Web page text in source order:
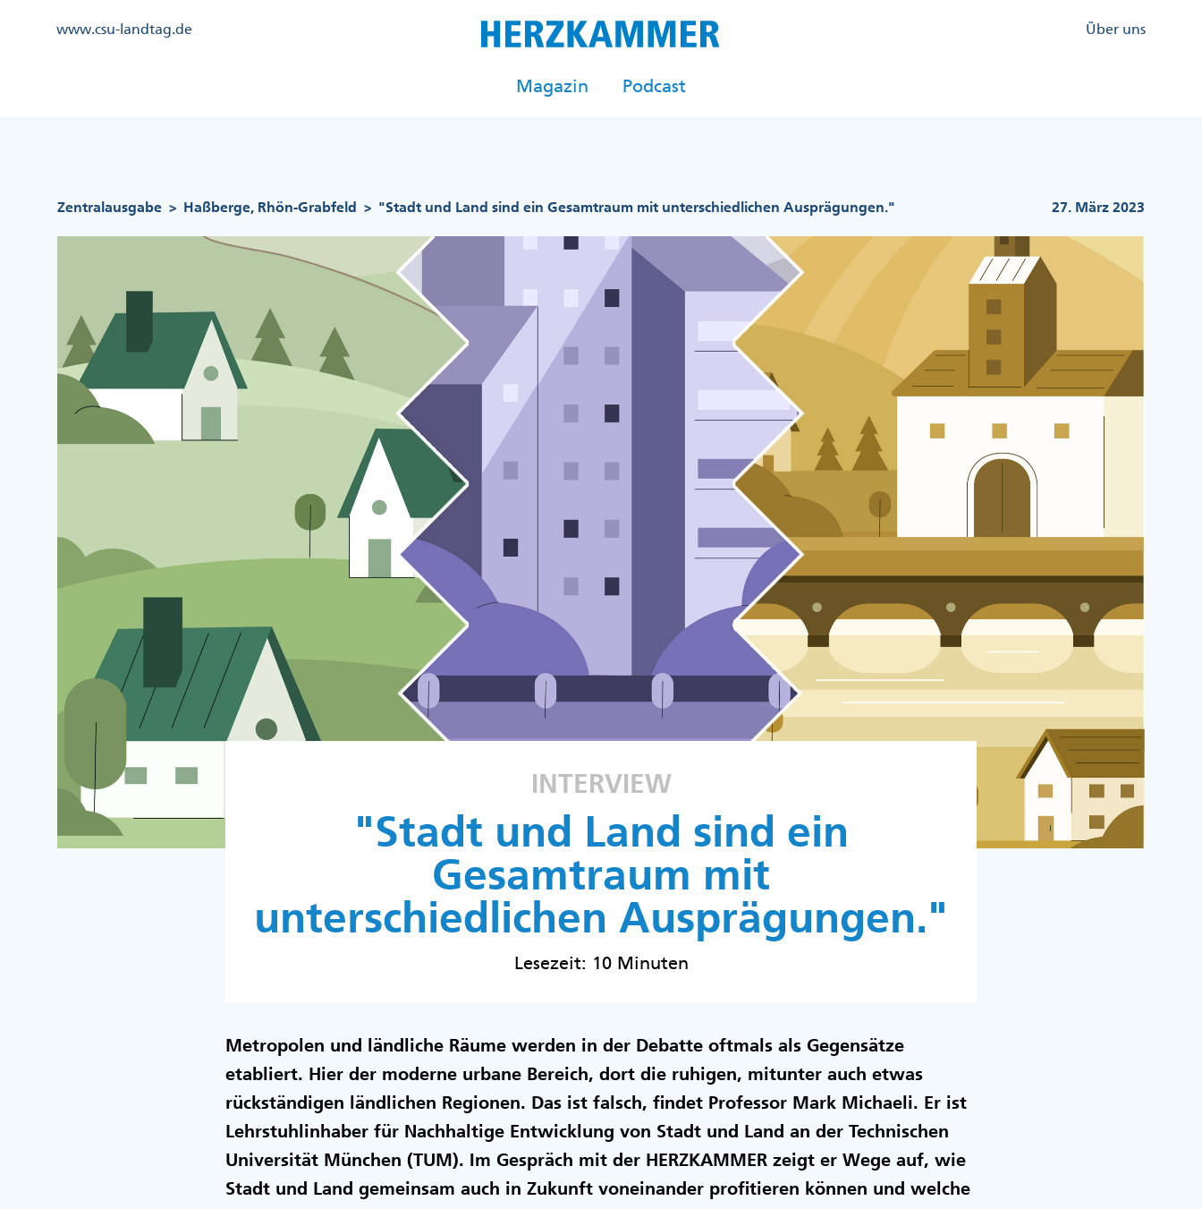
Kopfzeile
www.csu-landtag.de
Kopfzeile
Über uns
Magazin Podcast
Zentralausgabe > Haßberge, Rhön-Grabfeld > "Stadt und Land sind ein Gesamtraum mit unterschiedlichen Ausprägungen." 27. März 2023
INTERVIEW
"Stadt und Land sind ein
Gesamtraum mit
unterschiedlichen Ausprägungen."
Lesezeit: 10 Minuten
Metropolen und ländliche Räume werden in der Debatte oftmals als Gegensätze
etabliert. Hier der moderne urbane Bereich, dort die ruhigen, mitunter auch etwas
rückständigen ländlichen Regionen. Das ist falsch, findet Professor Mark Michaeli. Er ist
Lehrstuhlinhaber für Nachhaltige Entwicklung von Stadt und Land an der Technischen
Universität München (TUM). Im Gespräch mit der HERZKAMMER zeigt er Wege auf, wie
Stadt und Land gemeinsam auch in Zukunft voneinander profitieren können und welche